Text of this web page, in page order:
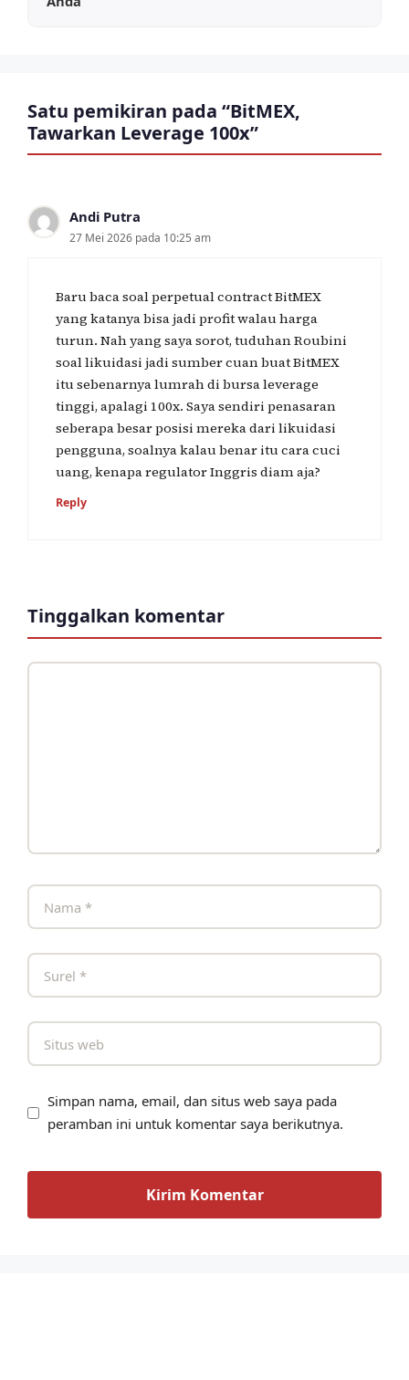
Satu pemikiran pada “BitMEX,
Tawarkan Leverage 100x”
Andi Putra
27 Mei 2026 pada 10:25 am
Baru baca soal perpetual contract BitMEX
yang katanya bisa jadi profit walau harga
turun. Nah yang saya sorot, tuduhan Roubini
soal likuidasi jadi sumber cuan buat BitMEX
itu sebenarnya lumrah di bursa leverage
tinggi, apalagi 100x. Saya sendiri penasaran
seberapa besar posisi mereka dari likuidasi
pengguna, soalnya kalau benar itu cara cuci
uang, kenapa regulator Inggris diam aja?
Reply
Tinggalkan komentar
Komentar
Nama
Surel
Situs
Simpan nama, email, dan situs web saya pada
peramban ini untuk komentar saya berikutnya.